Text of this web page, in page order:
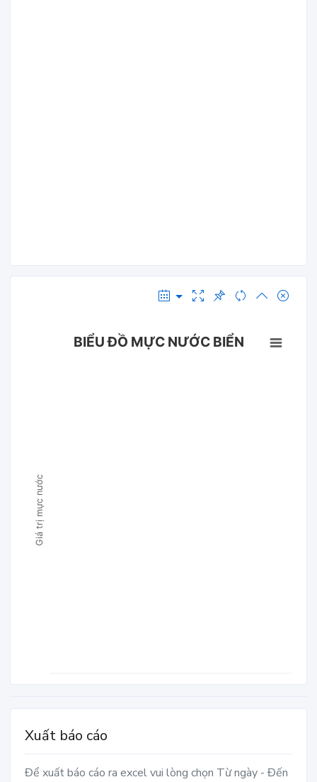
Giá trị mực nước
BIỂU ĐỒ MỰC NƯỚC BIỂN
Xuất báo cáo
Để xuất báo cáo ra excel vui lòng chọn Từ ngày - Đến